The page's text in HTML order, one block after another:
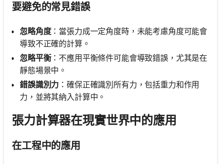
要避免的常見錯誤
忽略角度：當張力成一定角度時，未能考慮角度可能會
導致不正確的計算。
忽略平衡：不應用平衡條件可能會導致錯誤，尤其是在
靜態場景中。
錯誤識別力 ：確保正確識別所有力，包括重力和作用
力，並將其納入計算中。
張力計算器在現實世界中的應用
在工程中的應用